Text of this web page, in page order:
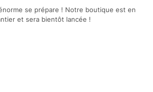
se prépare ! Notre boutique est en
et sera bientôt lancée !